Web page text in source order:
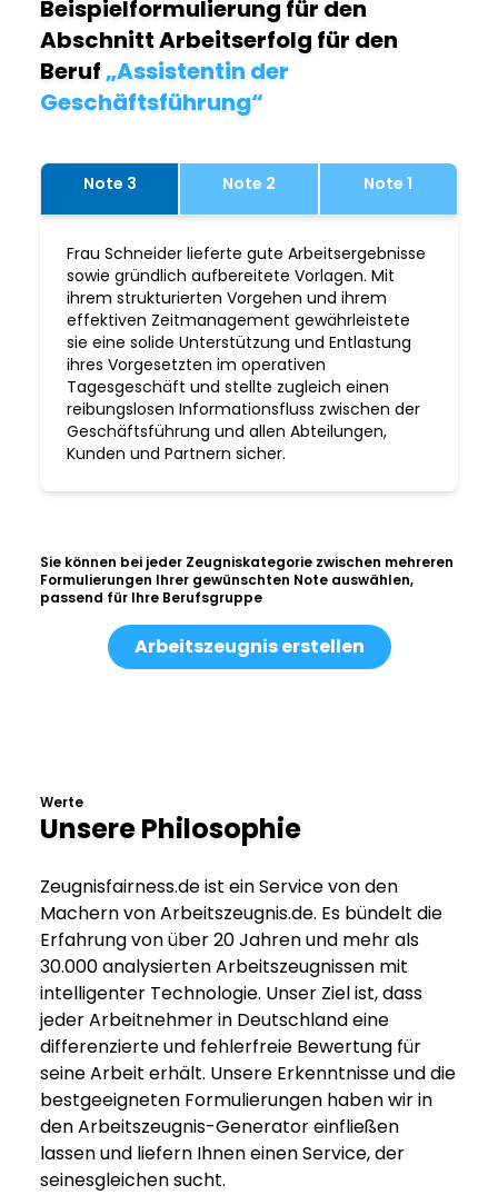
Beispielformulierung für den
Abschnitt Arbeitserfolg für den
Beruf„Assistentin der
Geschäftsführung“
Note 3 Note 2 Note 1
Frau Schneider lieferte gute Arbeitsergebnisse
sowie gründlich aufbereitete Vorlagen. Mit
ihrem strukturierten Vorgehen und ihrem
effektiven Zeitmanagement gewährleistete
sie eine solide Unterstützung und Entlastung
ihres Vorgesetzten im operativen
Tagesgeschäft und stellte zugleich einen
reibungslosen Informationsfluss zwischen der
Geschäftsführung und allen Abteilungen,
Kunden und Partnern sicher.
Sie können bei jeder Zeugniskategorie zwischen mehreren
Formulierungen Ihrer gewünschten Note auswählen,
passend für Ihre Berufsgruppe
Arbeitszeugnis erstellen
Werte
Unsere Philosophie
Zeugnisfairness.de ist ein Service von den
Machern von Arbeitszeugnis.de. Es bündelt die
Erfahrung von über 20 Jahren und mehr als
30.000 analysierten Arbeitszeugnissen mit
intelligenter Technologie. Unser Ziel ist, dass
jeder Arbeitnehmer in Deutschland eine
differenzierte und fehlerfreie Bewertung für
seine Arbeit erhält. Unsere Erkenntnisse und die
bestgeeigneten Formulierungen haben wir in
den Arbeitszeugnis-Generator einfließen
lassen und liefern Ihnen einen Service, der
seinesgleichen sucht.